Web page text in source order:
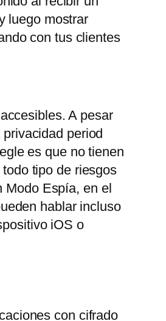
luego mostrar
con tus clientes
A pesar
period
es que no tienen
tipo de riesgos
Modo Espía, en el
hablar incluso
iOS o
con cifrado